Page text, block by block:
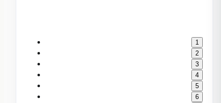
1
2
3
4
5
6